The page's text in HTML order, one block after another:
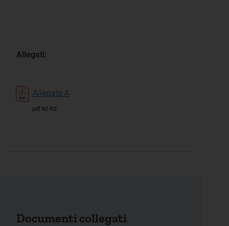
Allegati:
Allegato A
pdf 60 KB
Documenti collegati